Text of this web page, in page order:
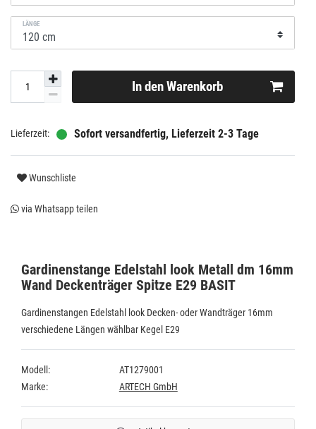
Gardinenstange Edelstahl look Metall dm 16mm
Wand Deckenträger Spitze E29 BASIT
Gardinenstangen Edelstahl look Decken- oder Wandträger 16mm
verschiedene Längen wählbar Kegel E29
Modell:
AT1279001
Marke:
ARTECH GmbH
LÄNGE
In den Warenkorb
Sofort versandfertig, Lieferzeit 2-3 Tage
Wunschliste
via Whatsapp teilen